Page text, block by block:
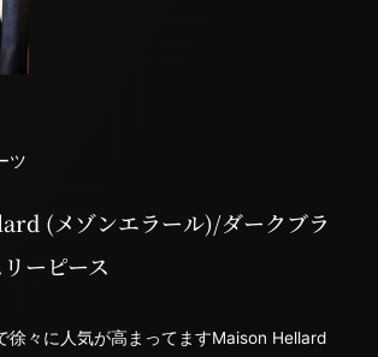
ツ
(メゾンエラール)/ダークブラ
ーピース
徐々に人気が高まってますMaison Hellard